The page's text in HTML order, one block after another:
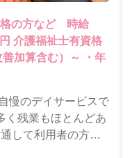
格の方など 時給
介護福祉士有資格
加算含む）～ ・年
のデイサービスで
残業もほとんどあ
して利用者の方の